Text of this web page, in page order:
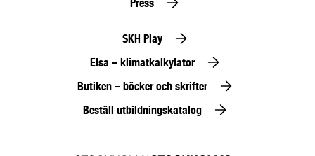
Press
SKH Play
Elsa – klimatkalkylator
Butiken – böcker och skrifter
Beställ utbildningskatalog